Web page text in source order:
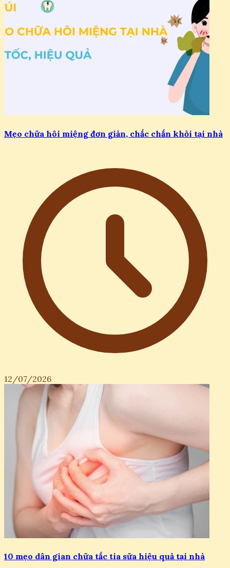
Mẹo chữa hôi miệng đơn giản, chắc chắn khỏi tại nhà
12/07/2026
10 mẹo dân gian chữa tắc tia sữa hiệu quả tại nhà